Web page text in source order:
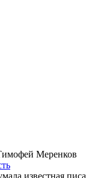
Меренков
известная